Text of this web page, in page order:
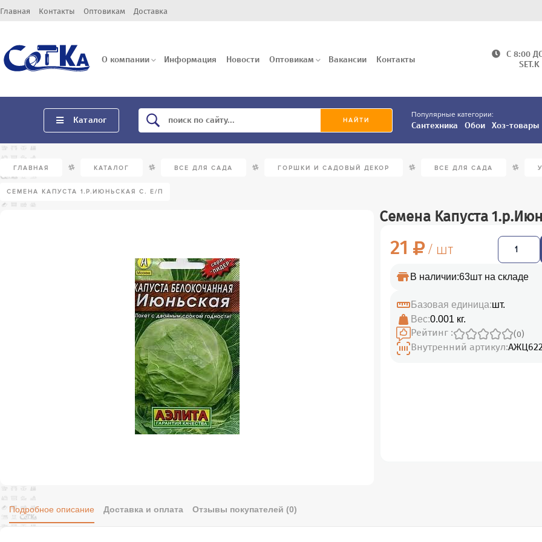
Главная Контакты Оптовикам Доставка
О компании Информация Новости Оптовикам Вакансии Контакты
C 8:00
SET.K
Каталог Популярные категории:
Сантехника Обои Хоз-товары
ГЛАВНАЯ / КАТАЛОГ / ВСЕ ДЛЯ САДА / ГОРШКИ И САДОВЫЙ ДЕКОР / ВСЕ ДЛЯ САДА /
СЕМЕНА КАПУСТА 1.Р.ИЮНЬСКАЯ С. Е/П
Семена Капуста
21 / шт
В наличии:63шт на складе
Базовая единица:шт.
Вес:0.001 кг.
Рейтинг : (0)
Внутренний артикул:
Подробное описание Доставка и оплата Отзывы покупателей (0)